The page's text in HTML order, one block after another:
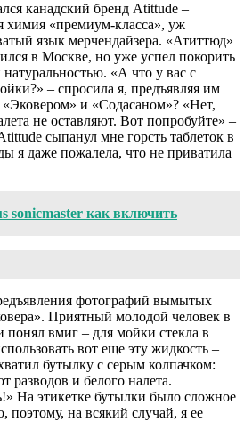
канадский бренд Atittude –
химия «премиум-класса», уж
язык мерчендайзера. «Атиттюд»
в Москве, но уже успел покорить
«А что у вас с
– спросила я, предъявляя им
и «Содасаном»? «Нет,
не оставляют. Вот попробуйте» –
сыпанул мне горсть таблеток в
я даже пожалела, что не приватила
sonicmaster как включить
фотографий вымытых
Приятный молодой человек в
понял вмиг – для мойки стекла в
вот еще эту жидкость –
бутылку с серым колпачком:
разводов и белого налета.
На этикетке бутылки было сложное
поэтому, на всякий случай, я ее